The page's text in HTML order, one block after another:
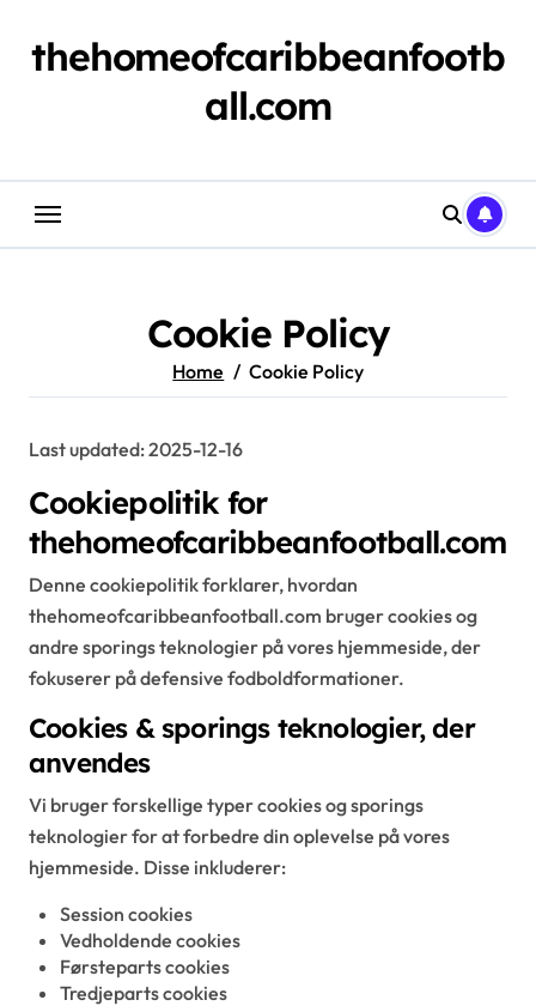
contentthehomeofcaribbeanfootb
all.com
Cookie Policy
Home Cookie Policy
Last updated: 2025-12-16
Cookiepolitik for
thehomeofcaribbeanfootball.com
Denne cookiepolitik forklarer, hvordan
thehomeofcaribbeanfootball.com bruger cookies og
andre sporings teknologier på vores hjemmeside, der
fokuserer på defensive fodboldformationer.
Cookies & sporings teknologier, der
anvendes
Vi bruger forskellige typer cookies og sporings
teknologier for at forbedre din oplevelse på vores
hjemmeside. Disse inkluderer:
Session cookies
Vedholdende cookies
Førsteparts cookies
Tredjeparts cookies